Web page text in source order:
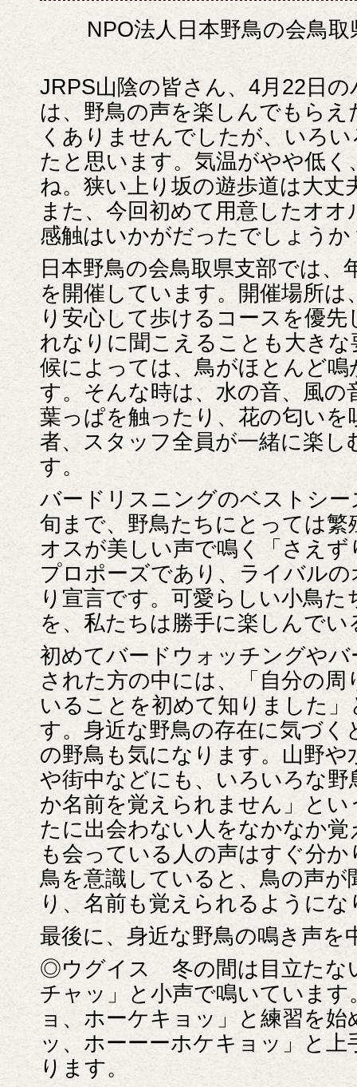
NPO法人日本野鳥の会鳥
JRPS山陰の皆さん、4月22日
は、野鳥の声を楽しんでもら
くありませんでしたが、いろ
たと思います。気温がやや低
ね。狭い上り坂の遊歩道は大
また、今回初めて用意したオ
感触はいかがだったでしょうか
日本野鳥の会鳥取県支部では
を開催しています。開催場所
り安心して歩けるコースを優
れなりに聞こえることも大き
候によっては、鳥がほとんど
す。そんな時は、水の音、風の
葉っぱを触ったり、花の匂い
者、スタッフ全員が一緒に楽し
す。
バードリスニングのベストシ
旬まで、野鳥たちにとっては
オスが美しい声で鳴く「さえ
プロポーズであり、ライバル
り宣言です。可愛らしい小鳥
を、私たちは勝手に楽しんで
初めてバードウォッチングや
された方の中には、「自分の
いることを初めて知りました
す。身近な野鳥の存在に気づ
の野鳥も気になります。山野
や街中などにも、いろいろな
か名前を覚えられません」と
たに出会わない人をなかなか
も会っている人の声はすぐ分
鳥を意識していると、鳥の声が
り、名前も覚えられるようにな
最後に、身近な野鳥の鳴き声を
◎ウグイス 冬の間は目立たな
チャッ」と小声で鳴いていま
ョ、ホーケキョッ」と練習を
ッ、ホーーーホケキョッ」と
ります。